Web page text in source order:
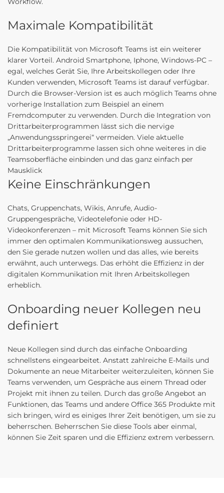
Maximale Kompatibilität
Die Kompatibilität von Microsoft Teams ist ein weiterer
klarer Vorteil. Android Smartphone, Iphone, Windows-PC –
egal, welches Gerät Sie, Ihre Arbeitskollegen oder Ihre
Kunden verwenden, Microsoft Teams ist darauf verfügbar.
Durch die Browser-Version ist es auch möglich Teams ohne
vorherige Installation zum Beispiel an einem
Fremdcomputer zu verwenden. Durch die Integration von
Drittarbeiterprogrammen lässt sich die nervige
„Anwendungsspringerei“ vermeiden. Viele aktuelle
Drittarbeiterprogramme lassen sich ohne weiteres in die
Teamsoberfläche einbinden und das ganz einfach per
Mausklick
Keine Einschränkungen
Chats, Gruppenchats, Wikis, Anrufe, Audio-
Gruppengespräche, Videotelefonie oder HD-
Videokonferenzen – mit Microsoft Teams können Sie sich
immer den optimalen Kommunikationsweg aussuchen,
den Sie gerade nutzen wollen und das alles, wie bereits
erwähnt, auch unterwegs. Das erhöht die Effizienz in der
digitalen Kommunikation mit Ihren Arbeitskollegen
erheblich.
Onboarding neuer Kollegen neu
definiert
Neue Kollegen sind durch das einfache Onboarding
schnellstens eingearbeitet. Anstatt zahlreiche E-Mails und
Dokumente an neue Mitarbeiter weiterzuleiten, können Sie
Teams verwenden, um Gespräche aus einem Thread oder
Projekt mit ihnen zu teilen. Durch das große Angebot an
Funktionen, das Teams und andere Office 365 Produkte mit
sich bringen, wird es einiges Ihrer Zeit benötigen, um sie zu
beherrschen. Beherrschen Sie diese Tools aber einmal,
können Sie Zeit sparen und die Effizienz extrem verbessern.